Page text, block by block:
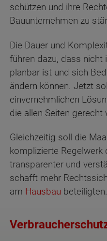
schützen und ihre
Bauunternehmen zu
Die Dauer und
führen dazu, dass nicht
planbar ist und sich
ändern können. Jetzt
einvernehmlichen
die allen Seiten gerecht
Gleichzeitig soll die
komplizierte Regelwerk
transparenter und
schafft mehr
am Hausbau beteiligten.